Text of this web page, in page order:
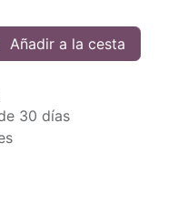
Añadir a la cesta
30 días